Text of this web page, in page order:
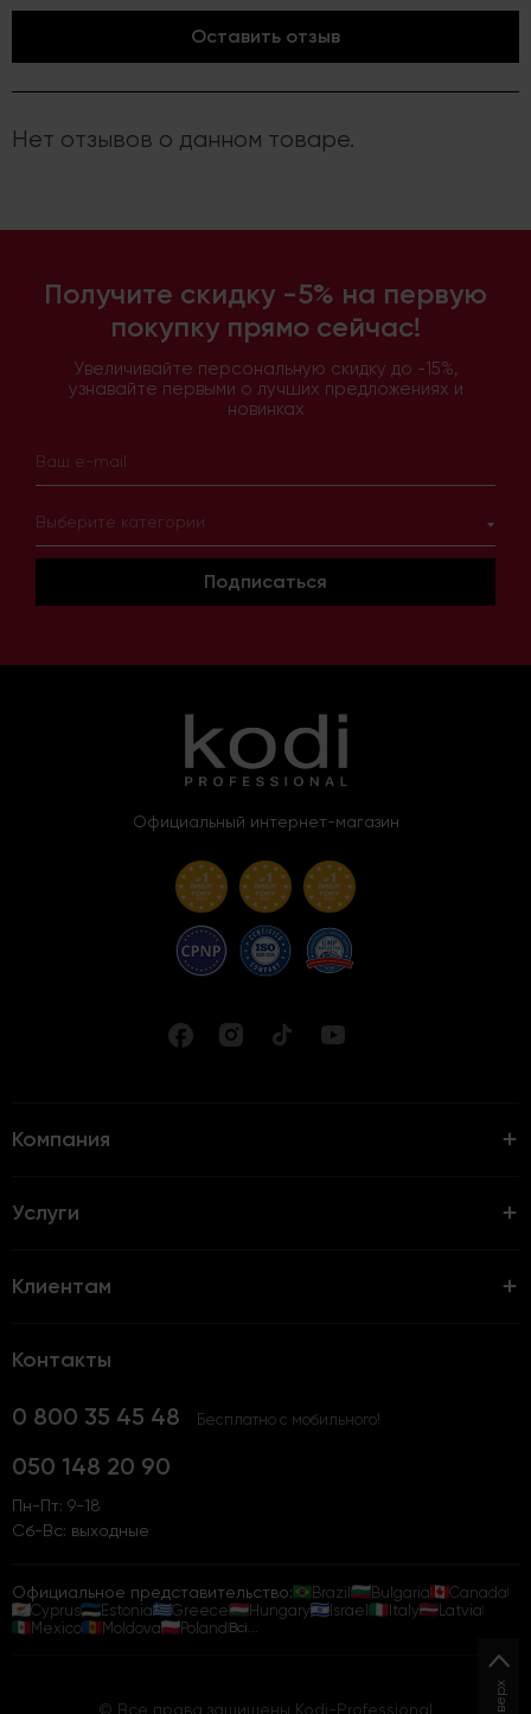
Оставить отзыв
Нет отзывов о данном товаре.
Получите скидку -5% на первую
покупку прямо сейчас!
Увеличивайте персональную скидку до -15%,
узнавайте первыми о лучших предложениях и
новинках
Выберите категории
Подписаться
Официальный интернет-магазин
Компания
Услуги
Клиентам
Контакты
0 800 35 45 48 Бесплатно с мобильного!
050 148 20 90
Пн-Пт: 9-18
Сб-Вс: выходные
Официальное представительство: Brazil Bulgaria
Canada
Cyprus
Estonia Greece Hungary Israel Italy
Latvia
Mexico
Moldova Poland Всі...
© Все права защищены Kodi-Professional